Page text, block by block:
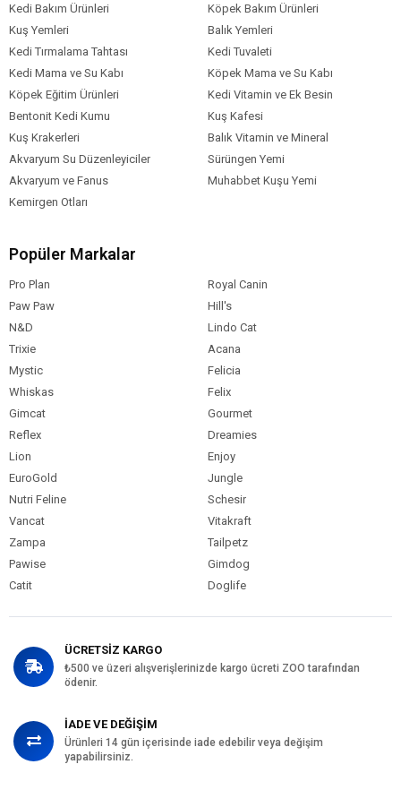
Kedi Bakım Ürünleri
Köpek Bakım Ürünleri
Kuş Yemleri
Balık Yemleri
Kedi Tırmalama Tahtası
Kedi Tuvaleti
Kedi Mama ve Su Kabı
Köpek Mama ve Su Kabı
Köpek Eğitim Ürünleri
Kedi Vitamin ve Ek Besin
Bentonit Kedi Kumu
Kuş Kafesi
Kuş Krakerleri
Balık Vitamin ve Mineral
Akvaryum Su Düzenleyiciler
Sürüngen Yemi
Akvaryum ve Fanus
Muhabbet Kuşu Yemi
Kemirgen Otları
Popüler Markalar
Pro Plan
Royal Canin
Paw Paw
Hill's
N&D
Lindo Cat
Trixie
Acana
Mystic
Felicia
Whiskas
Felix
Gimcat
Gourmet
Reflex
Dreamies
Lion
Enjoy
EuroGold
Jungle
Nutri Feline
Schesir
Vancat
Vitakraft
Zampa
Tailpetz
Pawise
Gimdog
Catit
Doglife
ÜCRETSİZ KARGO
₺500 ve üzeri alışverişlerinizde kargo ücreti ZOO tarafından
ödenir.
İADE VE DEĞİŞİM
Ürünleri 14 gün içerisinde iade edebilir veya değişim
yapabilirsiniz.